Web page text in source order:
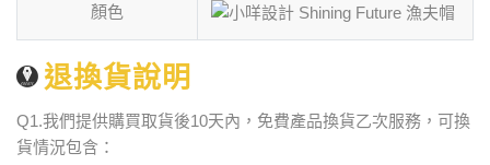
顏色
退換貨說明
Q1.我們提供購買取貨後10天內，免費產品換貨乙次服務，可換
貨情況包含：